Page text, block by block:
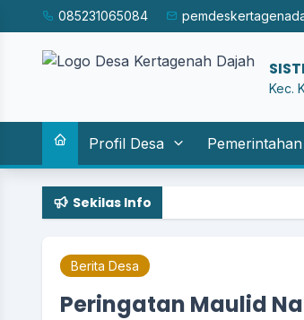
085231065084
Kec.
Profil Desa Pemerintahan
Sekilas Info Desa
Berita Desa
Peringatan Maulid